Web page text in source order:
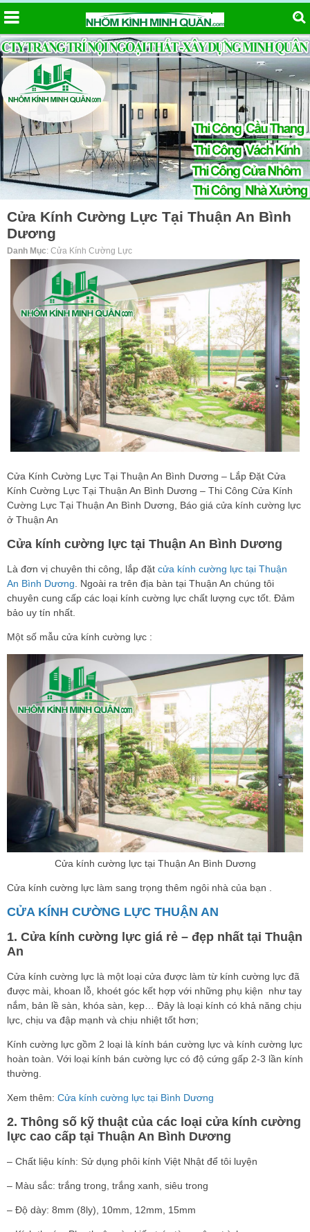
Cửa Kính Cường Lực Tại Thuận An Bình
Dương
Danh Mục: Cửa Kính Cường Lực
Cửa Kính Cường Lực Tại Thuận An Bình Dương – Lắp Đặt Cửa
Kính Cường Lực Tại Thuận An Bình Dương – Thi Công Cửa Kính
Cường Lực Tại Thuận An Bình Dương, Báo giá cửa kính cường lực
ở Thuận An
Cửa kính cường lực tại Thuận An Bình Dương
Là đơn vị chuyên thi công, lắp đặt cửa kính cường lực tại Thuận
An Bình Dương. Ngoài ra trên địa bàn tại Thuận An chúng tôi
chuyên cung cấp các loại kính cường lực chất lượng cực tốt. Đảm
bảo uy tín nhất.
Một số mẫu cửa kính cường lực :
Cửa kính cường lực tại Thuận An Bình Dương
Cửa kính cường lực làm sang trọng thêm ngôi nhà của bạn .
CỬA KÍNH CƯỜNG LỰC THUẬN AN
1. Cửa kính cường lực giá rẻ – đẹp nhất tại Thuận
An
Cửa kính cường lực là một loại cửa được làm từ kính cường lực đã
được mài, khoan lỗ, khoét góc kết hợp với những phụ kiện như tay
nắm, bản lề sàn, khóa sàn, kẹp… Đây là loại kính có khả năng chịu
lực, chịu va đập mạnh và chịu nhiệt tốt hơn;
Kính cường lực gồm 2 loại là kính bán cường lực và kính cường lực
hoàn toàn. Với loại kính bán cường lực có độ cứng gấp 2-3 lần kính
thường.
Xem thêm: Cửa kính cường lực tại Bình Dương
2. Thông số kỹ thuật của các loại cửa kính cường
lực cao cấp tại Thuận An Bình Dương
– Chất liệu kính: Sử dụng phôi kính Việt Nhật để tôi luyện
– Màu sắc: trắng trong, trắng xanh, siêu trong
– Độ dày: 8mm (8ly), 10mm, 12mm, 15mm